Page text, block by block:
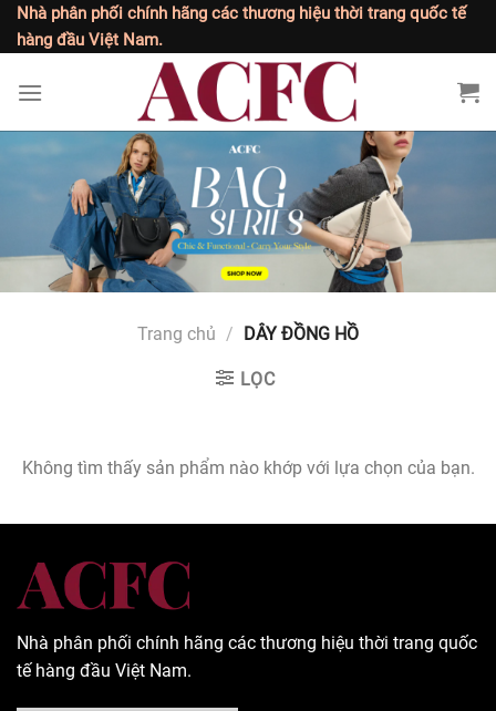
Bỏ
qua
dung
Nhà phân phối chính hãng các thương hiệu thời trang quốc tế
hàng đầu Việt Nam.
Trang chủ / DÂY ĐỒNG HỒ
LỌC
Không tìm thấy sản phẩm nào khớp với lựa chọn của bạn.
Nhà phân phối chính hãng các thương hiệu thời trang quốc
tế hàng đầu Việt Nam.